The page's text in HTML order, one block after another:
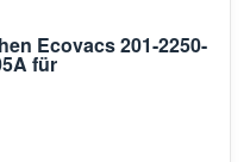
Ecovacs 201-2250-
für